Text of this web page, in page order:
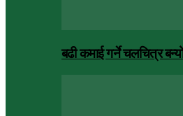
बढी कमाई गर्ने चलचित्र